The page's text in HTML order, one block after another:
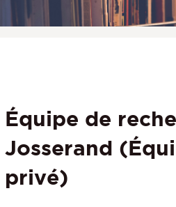
Équipe de
Josserand
privé)